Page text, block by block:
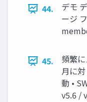
44.
デモ
ージ
45.
頻繁
月に
動 •
v5.6 /